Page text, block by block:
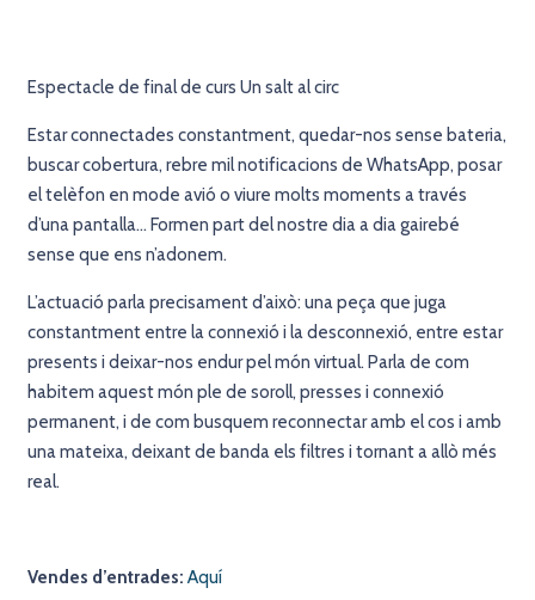
Espectacle de final de curs Un salt al circ
Estar connectades constantment, quedar-nos sense bateria,
buscar cobertura, rebre mil notificacions de WhatsApp, posar
el telèfon en mode avió o viure molts moments a través
d’una pantalla… Formen part del nostre dia a dia gairebé
sense que ens n’adonem.
L’actuació parla precisament d’això: una peça que juga
constantment entre la connexió i la desconnexió, entre estar
presents i deixar-nos endur pel món virtual. Parla de com
habitem aquest món ple de soroll, presses i connexió
permanent, i de com busquem reconnectar amb el cos i amb
una mateixa, deixant de banda els filtres i tornant a allò més
real.
Vendes d’entrades: Aquí